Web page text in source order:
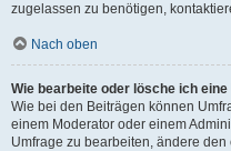
zugelassen zu benötigen,
Nach oben
Wie bearbeite oder lösche ich
Wie bei den Beiträgen können
einem Moderator oder einem
Umfrage zu bearbeiten, ändere